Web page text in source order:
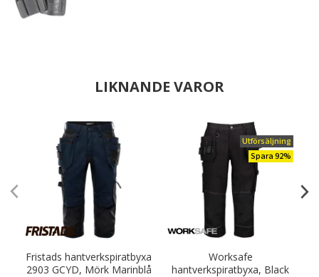
LIKNANDE VAROR
Fristads hantverkspiratbyxa
2903 GCYD, Mörk Marinblå
Utförsäljning
Spara 92%
Worksafe
hantverkspiratbyxa, Black